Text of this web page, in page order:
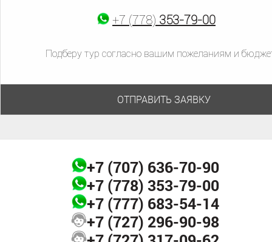
+7 (778) 353-79-00
Подберу тур согласно вашим пожеланиям и
ОТПРАВИТЬ ЗАЯВКУ
+7 (707) 636-70-90
+7 (777) 683-54-14
+7 (707) 636-70-90
+7 (778) 353-79-00
+7 (777) 683-54-14
+7 (727) 296-90-98